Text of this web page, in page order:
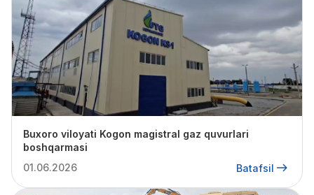
Buxoro viloyati Kogon magistral gaz quvurlari
boshqarmasi
01.06.2026
Batafsil